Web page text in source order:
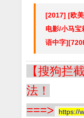
[2017] [欧
电影/小马
语中字
【搜狗拦
法！
===>
https://